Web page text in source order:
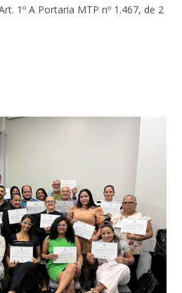
1º A Portaria MTP nº 1.467, de 2